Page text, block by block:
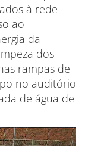
à rede
ao
da
dos
rampas de
no auditório
de água de